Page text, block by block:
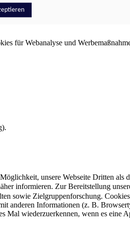
für Webanalyse und
unsere Webseite Dritten als
informieren. Zur Bereitstellung
sowie Zielgruppenforschung.
anderen Informationen (z. B.
Mal wiederzuerkennen, wenn es eine